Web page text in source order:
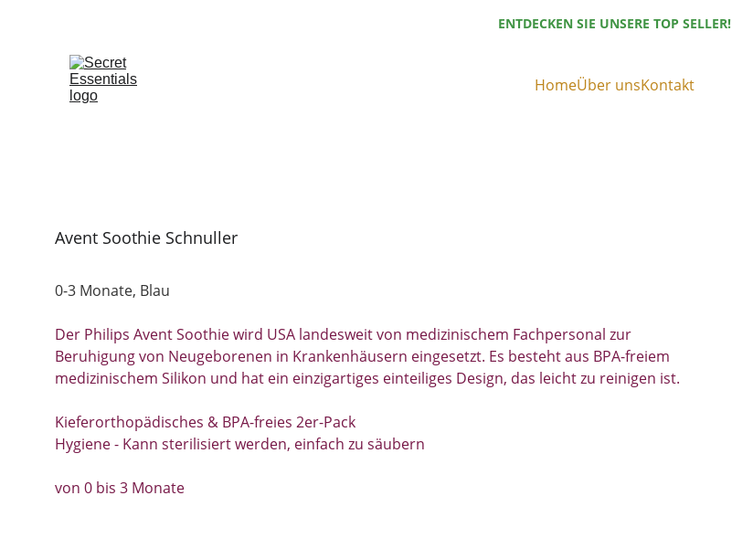
ENTDECKEN SIE UNSERE TOP SELLER!
HomeÜber unsKontakt
Avent Soothie Schnuller
0-3 Monate, Blau
Der Philips Avent Soothie wird USA landesweit von medizinischem Fachpersonal zur
Beruhigung von Neugeborenen in Krankenhäusern eingesetzt. Es besteht aus BPA-freiem
medizinischem Silikon und hat ein einzigartiges einteiliges Design, das leicht zu reinigen ist.
Kieferorthopädisches & BPA-freies 2er-Pack
Hygiene - Kann sterilisiert werden, einfach zu säubern
von 0 bis 3 Monate